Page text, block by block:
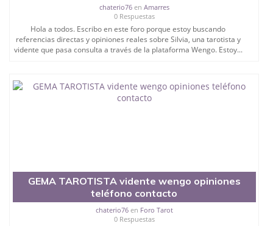
chaterio76en Amarres
0 Respuestas
Hola a todos. Escribo en este foro porque estoy buscando
referencias directas y opiniones reales sobre Silvia, una tarotista y
vidente que pasa consulta a través de la plataforma Wengo. Estoy...
GEMA TAROTISTA vidente wengo opiniones
teléfono contacto
chaterio76en Foro Tarot
0 Respuestas